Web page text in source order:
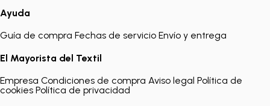
Ayuda
Guía de compra Fechas de servicio Envío y entrega
El Mayorista del Textil
Empresa Condiciones de compra Aviso legal Política de
cookies Política de privacidad